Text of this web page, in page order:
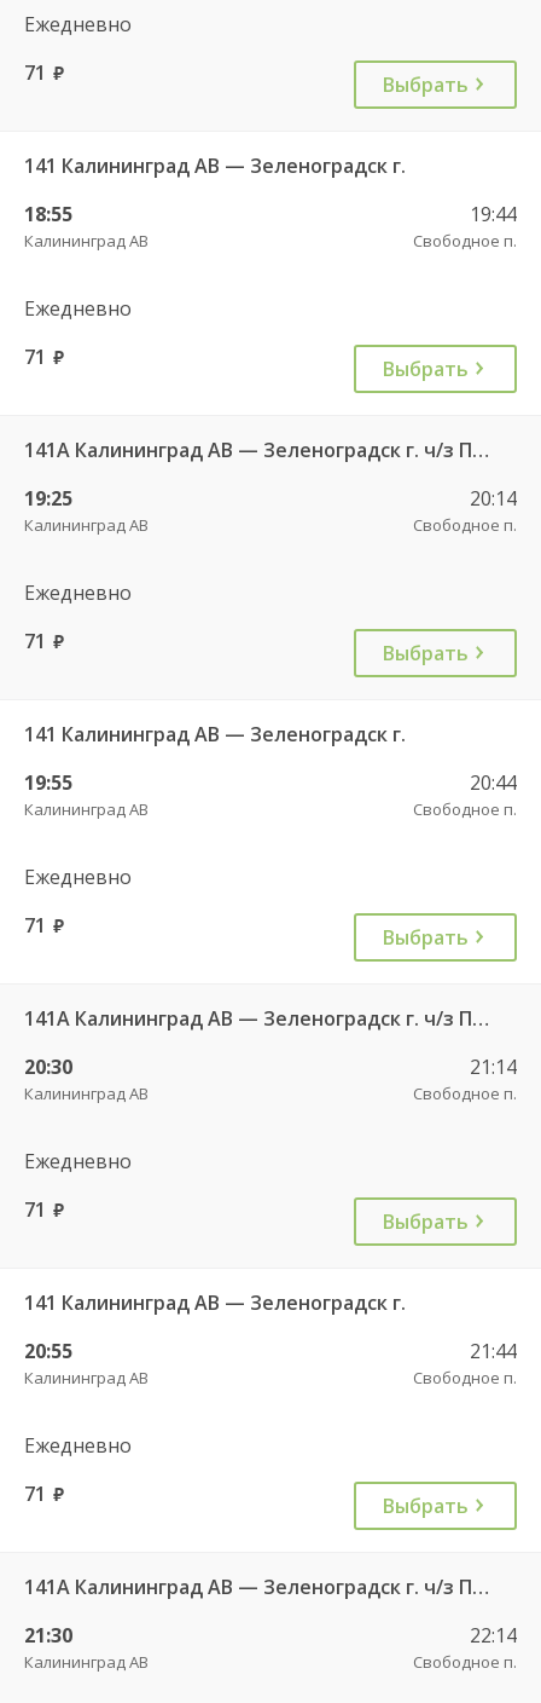
Ежедневно
71 руб. Выбрать
141 Калининград АВ — Зеленоградск г.
18:55
Калининград АВ
19:44
Свободное п.
Ежедневно
71 руб. Выбрать
141А Калининград АВ — Зеленоградск г. ч/з Петрово п.
19:25
Калининград АВ
20:14
Свободное п.
Ежедневно
71 руб. Выбрать
141 Калининград АВ — Зеленоградск г.
19:55
Калининград АВ
20:44
Свободное п.
Ежедневно
71 руб. Выбрать
141А Калининград АВ — Зеленоградск г. ч/з Петрово п.
20:30
Калининград АВ
21:14
Свободное п.
Ежедневно
71 руб. Выбрать
141 Калининград АВ — Зеленоградск г.
20:55
Калининград АВ
21:44
Свободное п.
Ежедневно
71 руб. Выбрать
141А Калининград АВ — Зеленоградск г. ч/з Петрово п.
21:30
Калининград АВ
22:14
Свободное п.